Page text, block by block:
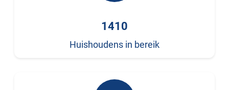
1410
Huishoudens in bereik